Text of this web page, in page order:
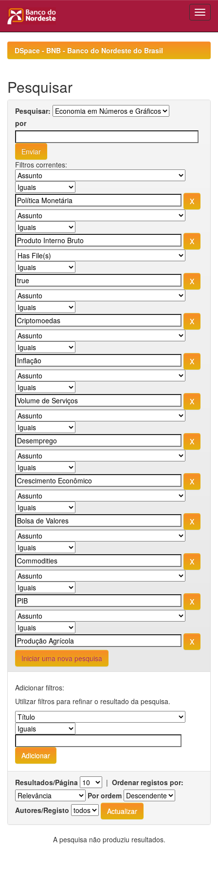
navigationDSpace - BNB - Banco do Nordeste do Brasil
Pesquisar
Pesquisar:
por
Filtros correntes:
Iniciar uma nova pesquisa
Adicionar filtros:
Utilizar filtros para refinar o resultado da pesquisa.
Resultados/Página | Ordenar registos por:
Por ordem
Autores/Registo
A pesquisa não produziu resultados.